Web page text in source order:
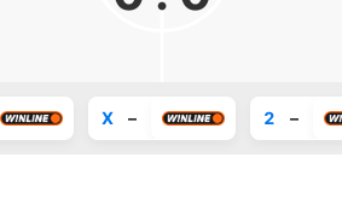
X – 2 –